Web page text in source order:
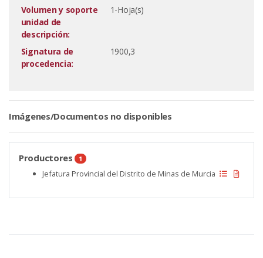
Volumen y soporte
unidad de
descripción:
1-Hoja(s)
Signatura de
procedencia:
1900,3
Imágenes/Documentos no disponibles
Productores 1
Jefatura Provincial del Distrito de Minas de Murcia